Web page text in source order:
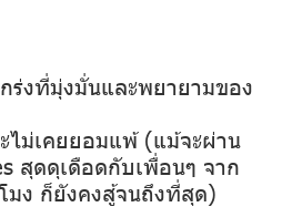
งที่มุ่งมั่นและพยายามของ
ม่เคยยอมแพ้ (แม้จะผ่าน
สุดดุเดือดกับเพื่อนๆ จาก
มง ก็ยังคงสู้จนถึงที่สุด)